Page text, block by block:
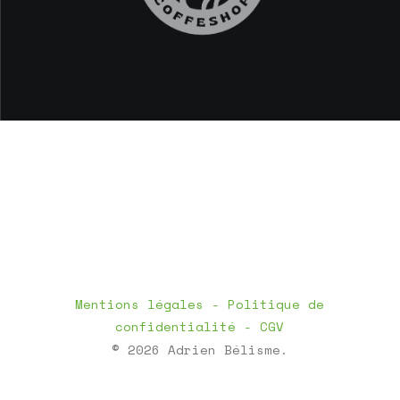
Mentions légales
- Politique de
confidentialité - CGV
© 2026 Adrien Bélisme.